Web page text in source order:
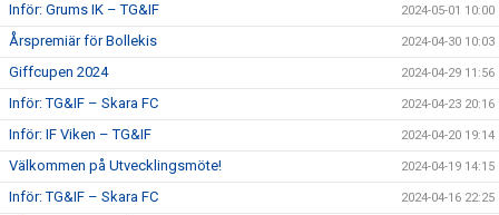
Inför: Grums IK – TG&IF 2024-05-01 10:00
Årspremiär för Bollekis 2024-04-30 10:03
Giffcupen 2024 2024-04-29 11:56
Inför: TG&IF – Skara FC 2024-04-23 20:16
Inför: IF Viken – TG&IF 2024-04-20 19:14
Välkommen på Utvecklingsmöte! 2024-04-19 14:15
Inför: TG&IF – Skara FC 2024-04-16 22:25